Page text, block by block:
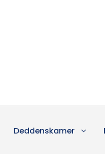
Deddenskamer